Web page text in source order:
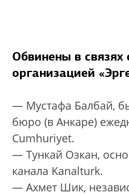
Обвинены в связях
организацией
— Мустафа Балбай,
бюро (в Анкаре)
Cumhuriyet.
— Тункай Озкан,
канала Kanalturk.
— Ахмет Шик,